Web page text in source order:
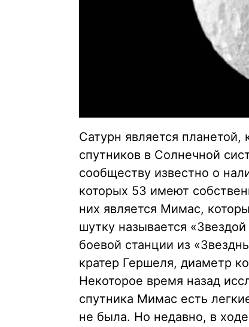
Сатурн является
спутников в Солнечной
сообществу известно о
которых 53 имеют
них является Мимас,
шутку называется
боевой станции из
кратер Гершеля, диаметр
Некоторое время назад
спутника Мимас есть
не была. Но недавно, в